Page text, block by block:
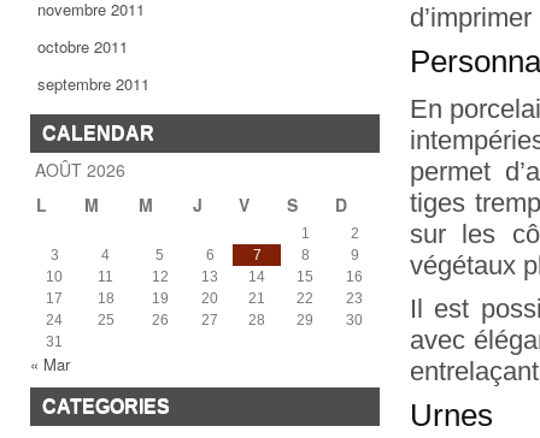
novembre 2011
octobre 2011
septembre 2011
CALENDAR
AOÛT 2026
L
M M J V S D
1
2
3
4 5 6 7 8
9
10
11 12 13 14 15
16
17
18 19 20 21 22
23
24
25 26 27 28 29
30
31
« Mar
CATEGORIES
En
permet
tiges
sur les
végétaux
Il est
avec
Urnes